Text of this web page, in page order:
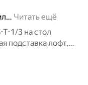
… Читать ещё
1/3 на стол
подставка лофт,